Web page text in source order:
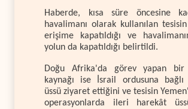
Haberde, kısa süre öncesine
havalimanı olarak kullanılan tesisin
erişime kapatıldığı ve
yolun da kapatıldığı belirtildi.
Doğu Afrika'da görev yapan bir
kaynağı ise İsrail ordusuna
üssü ziyaret ettiğini ve tesisin
operasyonlarda ileri harekât